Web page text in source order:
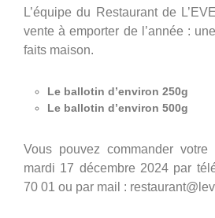
L’équipe du Restaurant de
vente à emporter de l’année :
faits maison.
Le ballotin d’environ 250g
Le ballotin d’environ 500g
Vous pouvez commander votre
mardi 17 décembre 2024 par
70 01 ou par mail :